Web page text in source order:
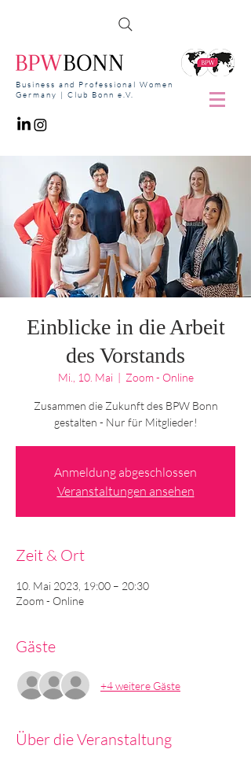
Business and Professional Women
Germany | Club Bonn e.V.
Einblicke in die Arbeit
des Vorstands
Mi., 10. Mai
  |
Zoom - Online
Zusammen die Zukunft des BPW Bonn
Anmeldung abgeschlossen
Veranstaltungen ansehen
Zeit & Ort
10. Mai 2023, 19:00 – 20:30
Zoom - Online
Gäste
+4 weitere Gäste
Über die Veranstaltung